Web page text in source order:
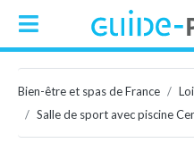
Bien-être et spas de France
Salle de sport avec piscine